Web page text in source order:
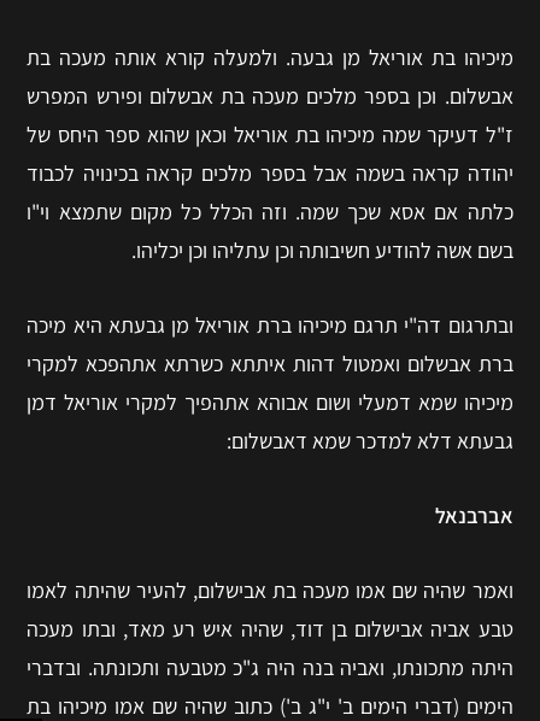
מיכיהו בת אוריאל מן גבעה. ולמעלה קורא אותה מעכה בת
אבשלום. וכן בספר מלכים מעכה בת אבשלום ופירש המפרש
ז"ל דעיקר שמה מיכיהו בת אוריאל וכאן שהוא ספר היחס של
יהודה קראה בשמה אבל בספר מלכים קראה בכינויה לכבוד
כלתה אם אסא שכך שמה. וזה הכלל כל מקום שתמצא וי"ו
בשם אשה להודיע חשיבותה וכן עתליהו וכן יכליהו.
ובתרגום דה"י תרגם מיכיהו ברת אוריאל מן גבעתא היא מיכה
ברת אבשלום ואמטול דהות איתתא כשרתא אתהפכא למקרי
מיכיהו שמא דמעלי ושום אבוהא אתהפיך למקרי אוריאל דמן
גבעתא דלא למדכר שמא דאבשלום:
אברבנאל
ואמר שהיה שם אמו מעכה בת אבישלום, להעיר שהיתה לאמו
טבע אביה אבישלום בן דוד, שהיה איש רע מאד, ובתו מעכה
היתה מתכונתו, ואביה בנה היה ג"כ מטבעה ותכונתה. ובדברי
הימים (דברי הימים ב' י"ג ב') כתוב שהיה שם אמו מיכיהו בת